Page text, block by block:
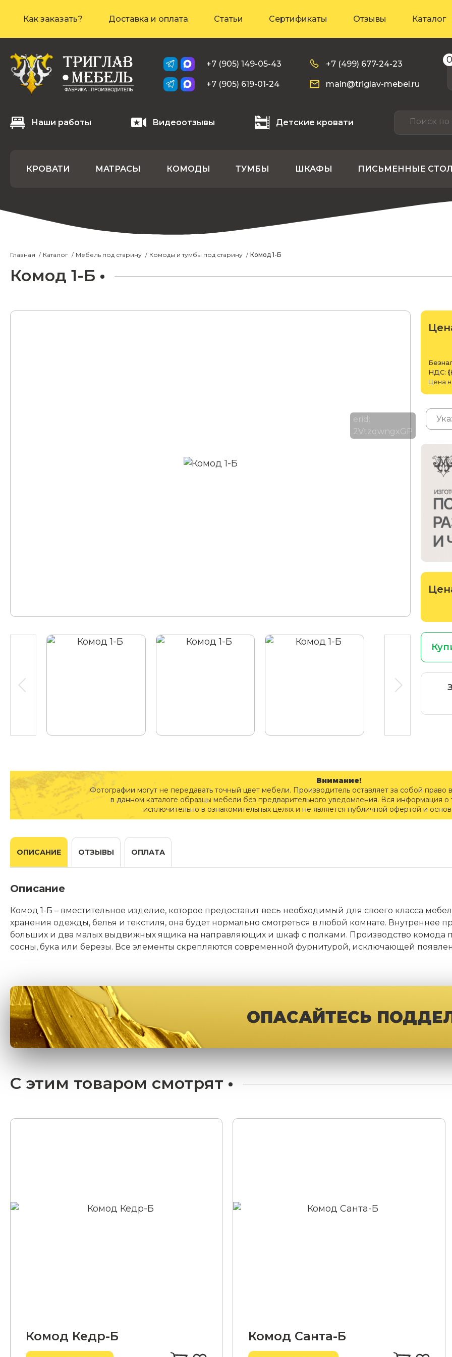
Как заказать? Доставка и оплата Статьи Сертификаты Отзывы Каталог
+7 (905) 149-05-43
+7 (905) 619-01-24
+7 (499) 677-24-23
main@triglav-mebel.ru
0
Наши работы Видеоотзывы Детские кровати
КРОВАТИ МАТРАСЫ КОМОДЫ ТУМБЫ ШКАФЫ ПИСЬМЕННЫЕ
Главная Каталог Мебель под старину Комоды и тумбы под старину Комод 1-Б
Комод 1-Б
НДС:
Цена
erid:
2VtzqwngxGP
Внимание!
Фотографии могут не передавать точный цвет мебели. Производитель оставляет за собой право
в данном каталоге образцы мебели без предварительного уведомления. Вся информация о
исключительно в ознакомительных целях и не является публичной офертой и
ОПИСАНИЕ ОТЗЫВЫ ОПЛАТА
Описание
Комод 1-Б – вместительное изделие, которое предоставит весь необходимый для своего класса
хранения одежды, белья и текстиля, она будет нормально смотреться в любой комнате. Внутреннее
больших и два малых выдвижных ящика на направляющих и шкаф с полками. Производство
сосны, бука или березы. Все элементы скрепляются современной фурнитурой, исключающей
ОПАСАЙТЕСЬ
С этим товаром смотрят
Комод Кедр-Б Комод Санта-Б